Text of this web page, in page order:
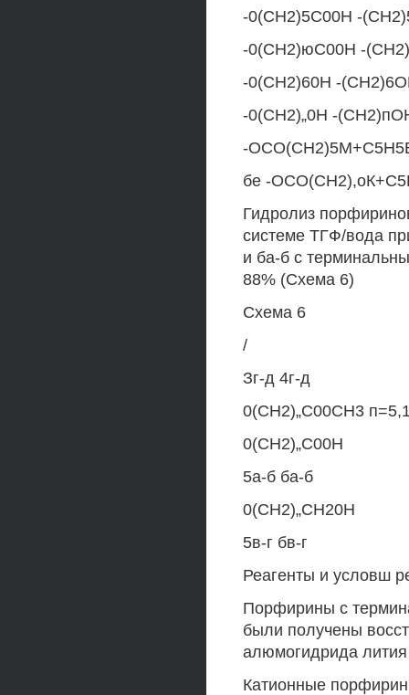
-0(СН2)5С00Н -
-0(СН2)юС00Н -
-0(СН2)60Н -
-0(СН2)„0Н -
-
бе -
Гидролиз
системе ТГФ/вода
и ба-б с
88% (Схема 6)
Схема 6
/
Зг-д 4г-д
0(СН2)„С00СН3
0(СН2)„С00Н
5а-б ба-б
0(СН2)„СН20Н
5в-г бв-г
Реагенты и условш
Порфирины с
были получены
алюмогидрида
Катионные